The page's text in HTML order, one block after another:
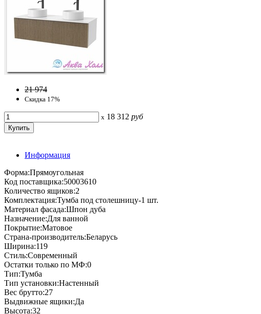
21 974
Скидка 17%
x 18 312 руб
Информация
Форма:Прямоугольная
Код поставщика:50003610
Количество ящиков:2
Комплектация:Тумба под столешницу-1 шт.
Материал фасада:Шпон дуба
Назначение:Для ванной
Покрытие:Матовое
Страна-производитель:Беларусь
Ширина:119
Стиль:Современный
Остатки только по МФ:0
Тип:Тумба
Тип установки:Настенный
Вес брутто:27
Выдвижные ящики:Да
Высота:32